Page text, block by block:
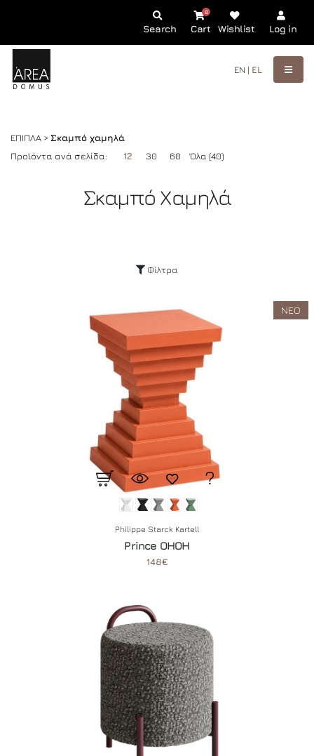
Search Cart
0
Wishlist Log in
EN | EL
ΕΠΙΠΛΑ > Σκαμπό χαμηλά
Προϊόντα ανά σελίδα:
12 30 60 Όλα (40)
Σκαμπό Χαμηλά
Φίλτρα
ΝΕΟ
Philippe Starck Kartell
Prince OHOH
148€